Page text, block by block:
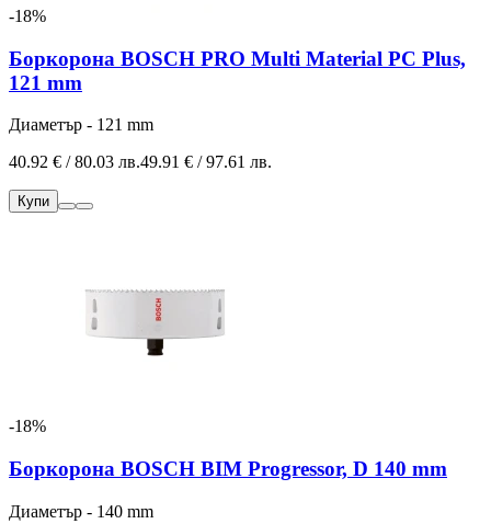
-18%
Боркорона BOSCH PRO Multi Material PC Plus,
121 mm
Диаметър - 121 mm
40.92 € / 80.03 лв.49.91 € / 97.61 лв.
Купи
-18%
Боркорона BOSCH BIM Progressor, D 140 mm
Диаметър - 140 mm